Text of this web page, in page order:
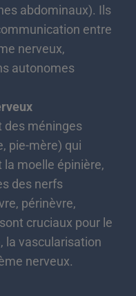
abdominaux). Ils
entre
nerveux,
autonomes
des méninges
pie-mère) qui
moelle épinière,
des nerfs
périnèvre,
cruciaux pour le
la vascularisation
nerveux.